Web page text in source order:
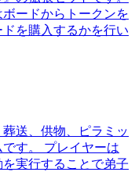
ードからトークンを
を購入するかを行い
送、供物、ピラミッ
す。 プレイヤーは
実行することで弟子